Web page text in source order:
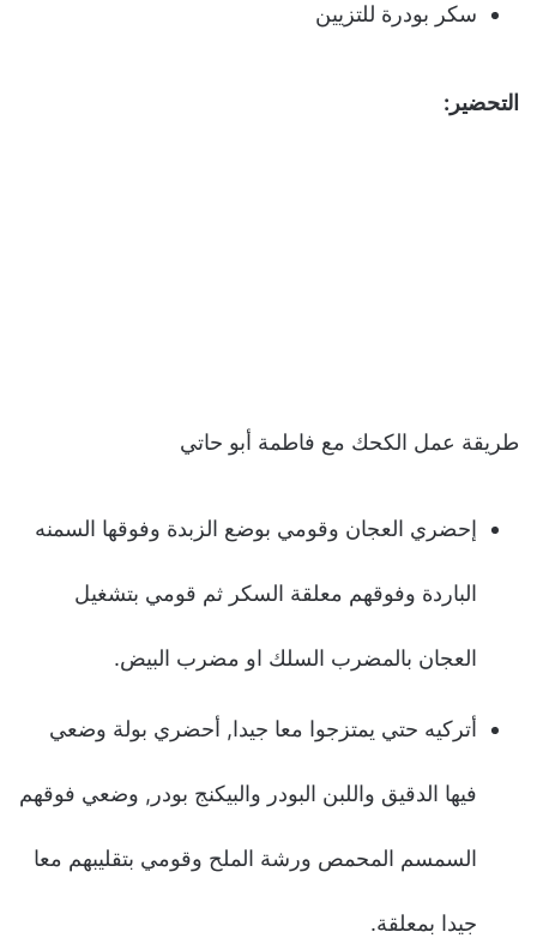
سكر بودرة للتزيين
التحضير:
طريقة عمل الكحك مع فاطمة أبو حاتي
إحضري العجان وقومي بوضع الزبدة وفوقها السمنه
الباردة وفوقهم معلقة السكر ثم قومي بتشغيل
العجان بالمضرب السلك او مضرب البيض.
أتركيه حتي يمتزجوا معا جيدا, أحضري بولة وضعي
فيها الدقيق واللبن البودر والبيكنج بودر, وضعي فوقهم
السمسم المحمص ورشة الملح وقومي بتقليبهم معا
جيدا بمعلقة.